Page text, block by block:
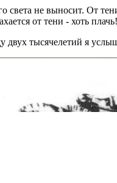
света не выносит. От
от тени - хоть плачь!
двух тысячелетий я